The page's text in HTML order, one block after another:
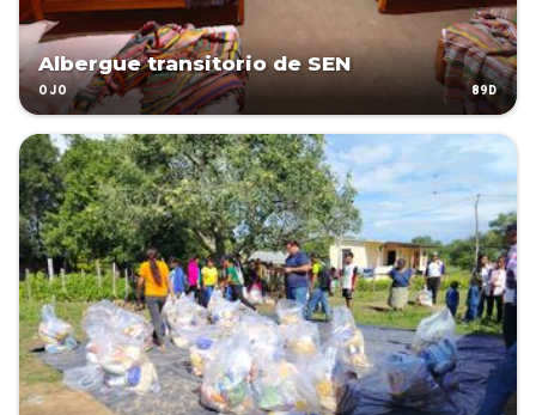
Albergue transitorio de SEN
OJO 89D